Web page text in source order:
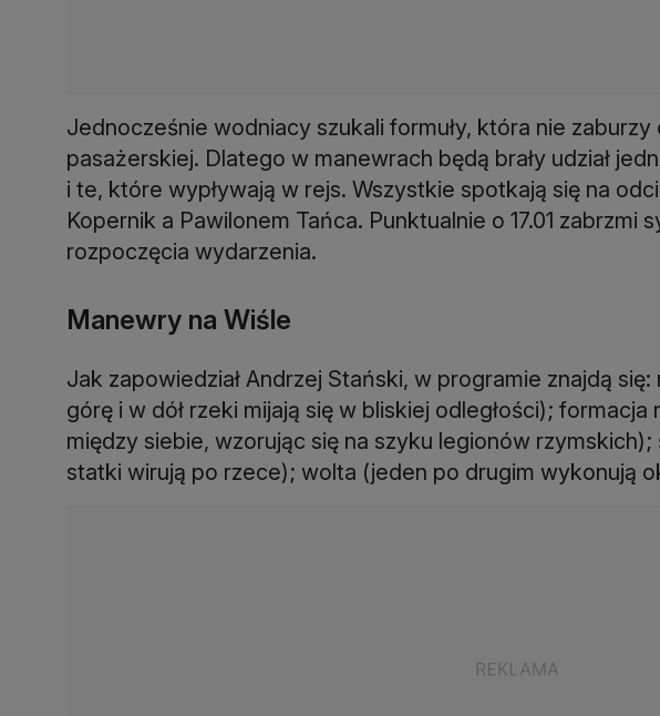
Jednocześnie wodniacy szukali formuły, która nie zaburzy
pasażerskiej. Dlatego w manewrach będą brały udział
i te, które wypływają w rejs. Wszystkie spotkają się na
Kopernik a Pawilonem Tańca. Punktualnie o 17.01 zabrzmi
rozpoczęcia wydarzenia.
Manewry na Wiśle
Jak zapowiedział Andrzej Stański, w programie znajdą się:
górę i w dół rzeki mijają się w bliskiej odległości);
między siebie, wzorując się na szyku legionów
statki wirują po rzece); wolta (jeden po drugim wykonują